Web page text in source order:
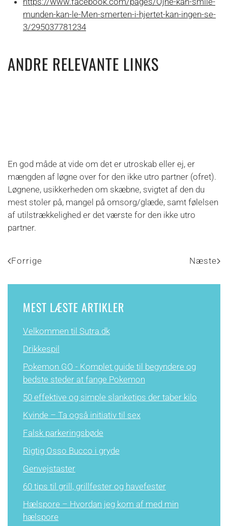
munden-kan-le-Men-smerten-i-hjertet-kan-ingen-se-
3/295037781234
ANDRE RELEVANTE LINKS
En god måde at vide om det er utroskab eller ej, er
mængden af løgne over for den ikke utro partner (ofret).
Løgnene, usikkerheden om skæbne, svigtet af den du
mest stoler på, mangel på omsorg/glæde, samt følelsen
af utilstrækkelighed er det værste for den ikke utro
partner.
Forrige Næste
MEST LÆSTE ARTIKLER
Velkommen til Sutra.dk
Drikkespil
Pokemon GO - Komplet guide til begyndere og
bedste steder at fange Pokemon
50 effektive og simple slanketips der taber kilo
Kvinde – Ta også initiativ til sex
Falsk parkeringsbøde
Rigtig Osso Bucco i gryde
Genvejstaster
60 tips til grill, grillfester og havefester
Hælspore – Hvordan jeg kom af med min
hælspore